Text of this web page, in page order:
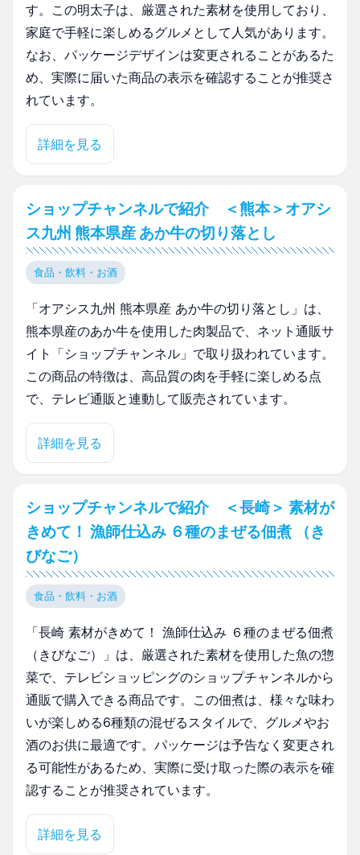
す。この明太子は、厳選された素材を使用しており、
家庭で手軽に楽しめるグルメとして人気があります。
なお、パッケージデザインは変更されることがあるた
め、実際に届いた商品の表示を確認することが推奨さ
れています。
詳細を見る
ショップチャンネルで紹介 ＜熊本＞オアシ
ス九州 熊本県産 あか牛の切り落とし
食品・飲料・お酒
「オアシス九州 熊本県産 あか牛の切り落とし」は、
熊本県産のあか牛を使用した肉製品で、ネット通販サ
イト「ショップチャンネル」で取り扱われています。
この商品の特徴は、高品質の肉を手軽に楽しめる点
で、テレビ通販と連動して販売されています。
詳細を見る
ショップチャンネルで紹介 ＜長崎＞ 素材が
きめて！ 漁師仕込み ６種のまぜる佃煮 （き
びなご）
食品・飲料・お酒
「長崎 素材がきめて！ 漁師仕込み ６種のまぜる佃煮
（きびなご）」は、厳選された素材を使用した魚の惣
菜で、テレビショッピングのショップチャンネルから
通販で購入できる商品です。この佃煮は、様々な味わ
いが楽しめる6種類の混ぜるスタイルで、グルメやお
酒のお供に最適です。パッケージは予告なく変更され
る可能性があるため、実際に受け取った際の表示を確
認することが推奨されています。
詳細を見る